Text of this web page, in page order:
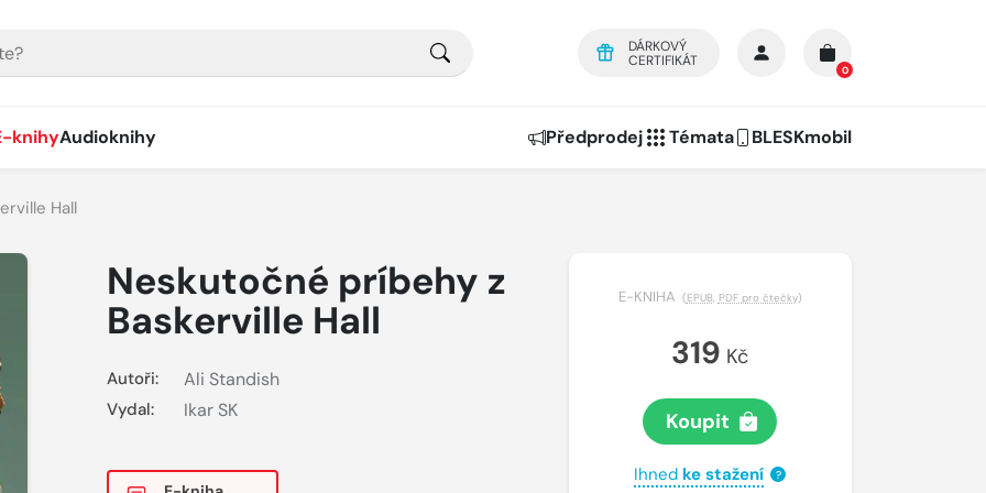
DÁRKOVÝ
CERTIFIKÁT
0
knihyAudioknihy Předprodej Témata BLESKmobil
Hall
Neskutočné príbehy z
Baskerville Hall
Autoři: Ali Standish
Vydal: Ikar SK
E-KNIHA (EPUB, PDF pro čtečky)
319 Kč
Koupit
Ihned ke stažení ?